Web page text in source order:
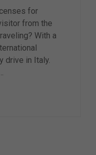
for
from the
With a
drive in Italy.